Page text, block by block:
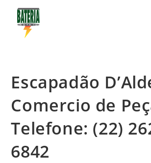
Escapadão
Comercio de
Telefone: (22)
6842